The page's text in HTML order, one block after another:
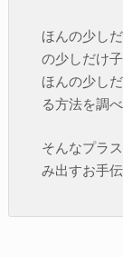
ほんの少し
の少しだけ
ほんの少し
る方法を調
そんなプラ
み出すお手